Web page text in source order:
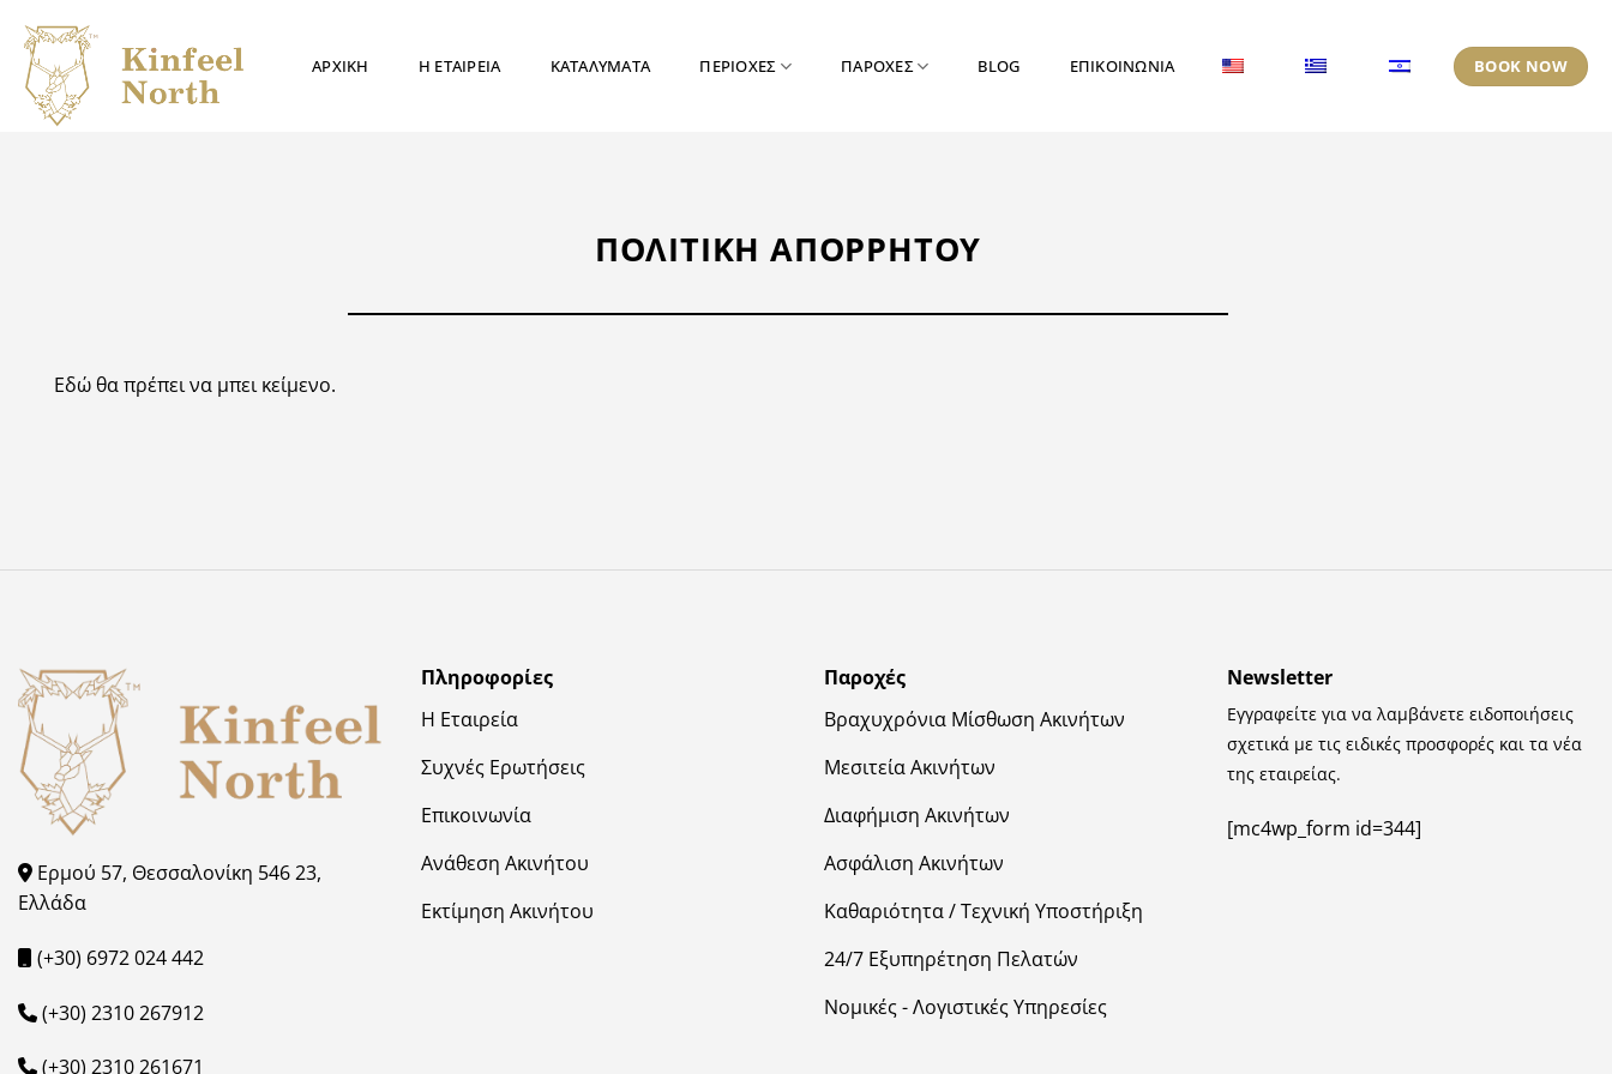
στο
περιεχόμενο
ΑΡΧΙΚΗ Η ΕΤΑΙΡΕΙΑ ΚΑΤΑΛΥΜΑΤΑ ΠΕΡΙΟΧΕΣ ΠΑΡΟΧΕΣ BLOG ΕΠΙΚΟΙΝΩΝΙΑ BOOK NOW
ΠΟΛΙΤΙΚΗ ΑΠΟΡΡΗΤΟΥ
Εδώ θα πρέπει να μπει κείμενο.
Ερμού 57, Θεσσαλονίκη 546 23,
Ελλάδα
(+30) 6972 024 442
(+30) 2310 267912
(+30) 2310 261671
Πληροφορίες
Η Εταιρεία
Συχνές Ερωτήσεις
Επικοινωνία
Ανάθεση Ακινήτου
Εκτίμηση Ακινήτου
Παροχές
Βραχυχρόνια Μίσθωση Ακινήτων
Μεσιτεία Ακινήτων
Διαφήμιση Ακινήτων
Ασφάλιση Ακινήτων
Καθαριότητα / Τεχνική Υποστήριξη
24/7 Εξυπηρέτηση Πελατών
Νομικές - Λογιστικές Υπηρεσίες
Newsletter
Εγγραφείτε για να λαμβάνετε ειδοποιήσεις
σχετικά με τις ειδικές προσφορές και τα νέα
της εταιρείας.
[mc4wp_form id=344]